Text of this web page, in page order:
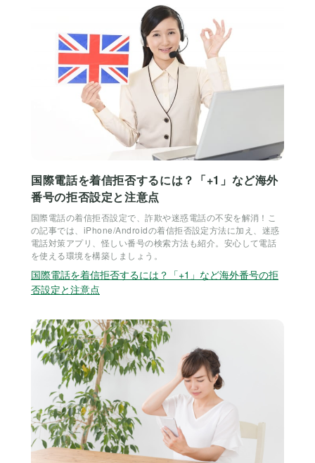
国際電話を着信拒否するには？「+1」など海外
番号の拒否設定と注意点
国際電話の着信拒否設定で、詐欺や迷惑電話の不安を解消！こ
の記事では、iPhone/Androidの着信拒否設定方法に加え、迷惑
電話対策アプリ、怪しい番号の検索方法も紹介。安心して電話
を使える環境を構築しましょう。
国際電話を着信拒否するには？「+1」など海外番号の拒
否設定と注意点